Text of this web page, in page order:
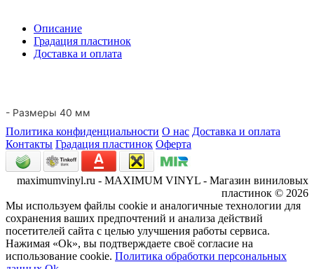
Описание
Градация пластинок
Доставка и оплата
- Размеры 40 мм
Политика конфиденциальности О нас Доставка и оплата
Контакты Градация пластинок Оферта
maximumvinyl.ru - MAXIMUM VINYL - Магазин виниловых
пластинок © 2026
Мы используем файлы cookie и аналогичные технологии для
сохранения ваших предпочтений и анализа действий
посетителей сайта с целью улучшения работы сервиса.
Нажимая «Ok», вы подтверждаете своё согласие на
использование cookie. Политика обработки персональных